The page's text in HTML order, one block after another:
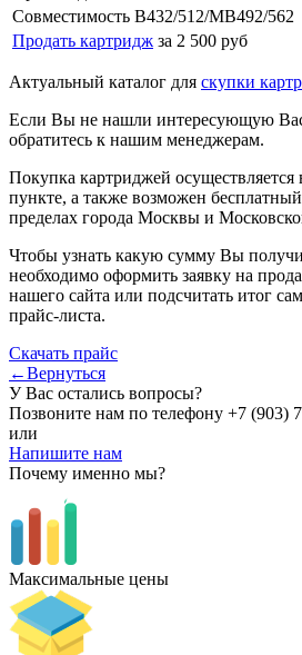
Совместимость B432/512/MB492/562
Продать картридж за 2 500 руб
Актуальный каталог для скупки
Если Вы не нашли интересующую Вас
обратитесь к нашим менеджерам.
Покупка картриджей
пункте, а также возможен
пределах города Москвы и
Чтобы узнать какую сумму Вы
необходимо оформить заявку на
нашего сайта или подсчитать итог
прайс-листа.
Скачать прайс
←Вернуться
У Вас остались вопросы?
Позвоните нам по телефону +7 (903)
или
Напишите нам
Почему именно мы?
Максимальные цены